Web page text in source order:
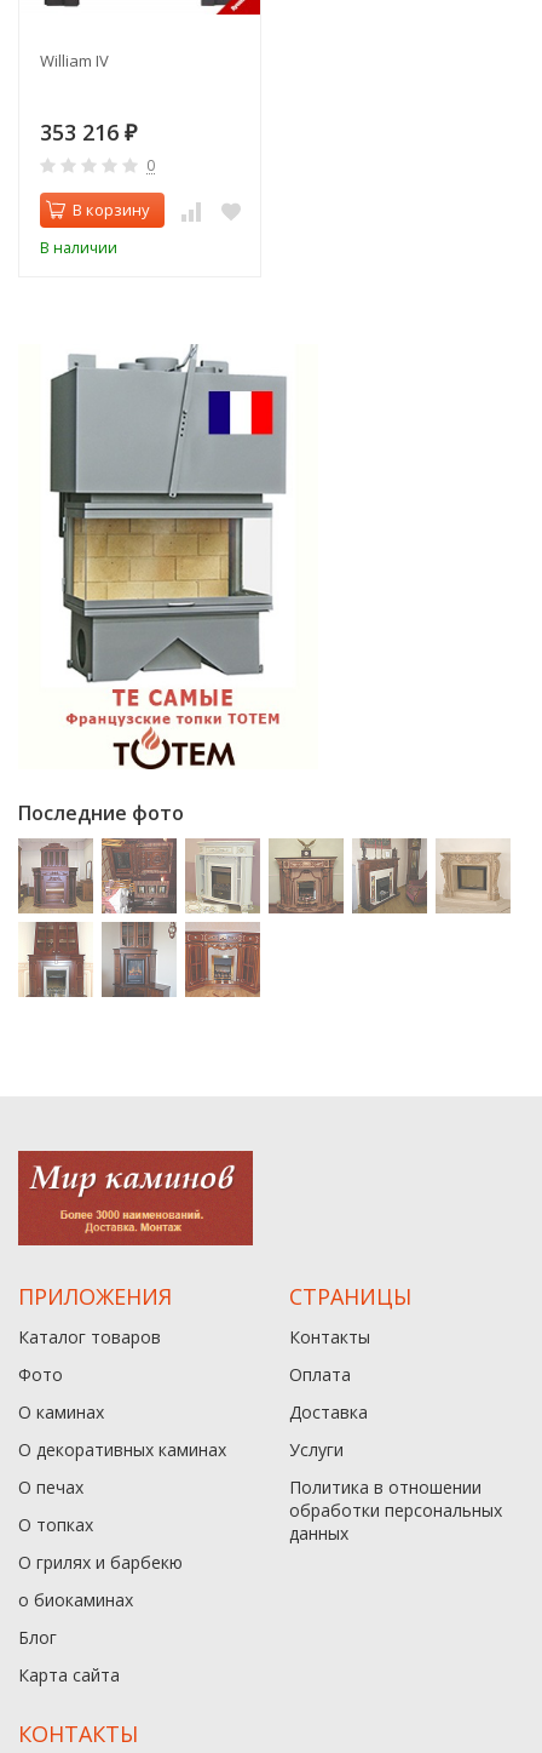
William IV
353 216 ₽
0
В корзину
В наличии
Последние фото
ПРИЛОЖЕНИЯ
Каталог товаров
Фото
О каминах
О декоративных каминах
О печах
О топках
О грилях и барбекю
о биокаминах
Блог
Карта сайта
СТРАНИЦЫ
Контакты
Оплата
Доставка
Услуги
Политика в отношении
обработки персональных
данныx
КОНТАКТЫ